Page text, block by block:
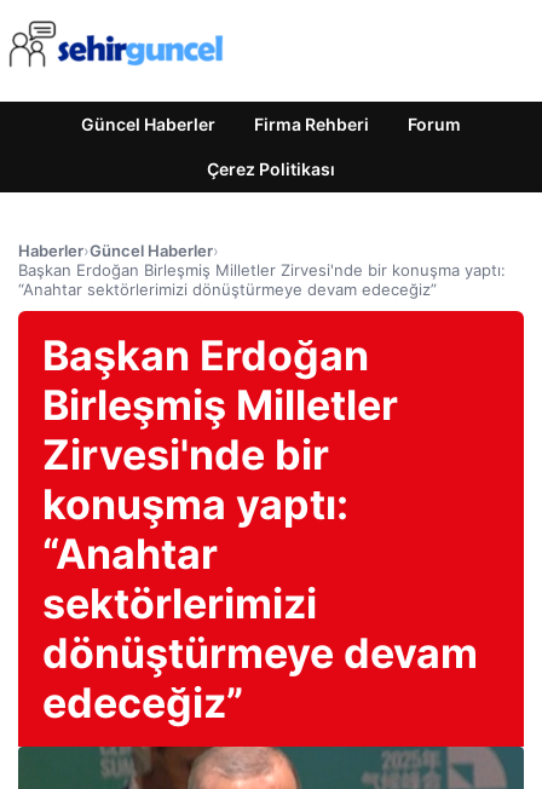
Güncel Haberler Firma Rehberi Forum
Çerez Politikası
Haberler›Güncel Haberler›
Başkan Erdoğan Birleşmiş Milletler Zirvesi'nde bir konuşma yaptı:
“Anahtar sektörlerimizi dönüştürmeye devam edeceğiz”
Başkan Erdoğan
Birleşmiş Milletler
Zirvesi'nde bir
konuşma yaptı:
“Anahtar
sektörlerimizi
dönüştürmeye devam
edeceğiz”